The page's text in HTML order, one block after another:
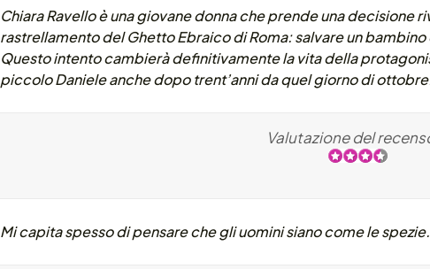
Chiara Ravello è una giovane donna che prende una decisione
rastrellamento del Ghetto Ebraico di Roma: salvare un
Questo intento cambierà definitivamente la vita della
piccolo Daniele anche dopo trent’anni da quel giorno di
Valutazione del
Mi capita spesso di pensare che gli uomini siano come le